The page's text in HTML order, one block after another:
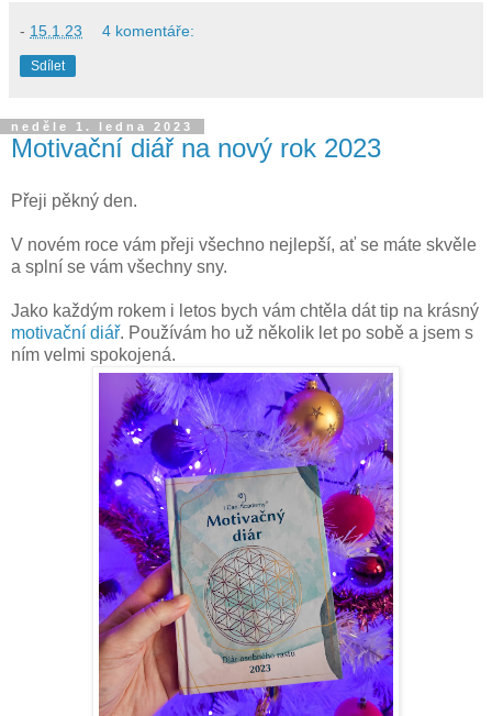
- 15.1.23 4 komentáře:
Sdílet
neděle 1. ledna 2023
Motivační diář na nový rok 2023
Přeji pěkný den.
V novém roce vám přeji všechno nejlepší, ať se máte skvěle
a splní se vám všechny sny.
Jako každým rokem i letos bych vám chtěla dát tip na krásný
motivační diář. Používám ho už několik let po sobě a jsem s
ním velmi spokojená.